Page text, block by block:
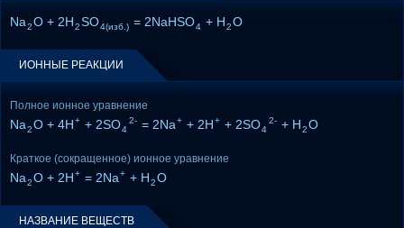
Na2O + 2H2SO4(изб.) = 2NaHSO4 + H2O
ИОННЫЕ РЕАКЦИИ
Полное ионное уравнение
Na2O + 4H+ + 2SO4
2- = 2Na+ + 2H+ + 2SO4
2- + H2O
Краткое (сокращенное) ионное уравнение
Na2O + 2H+ = 2Na+ + H2O
НАЗВАНИЕ ВЕЩЕСТВ